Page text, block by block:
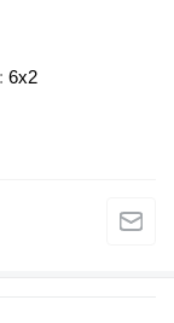
6x2